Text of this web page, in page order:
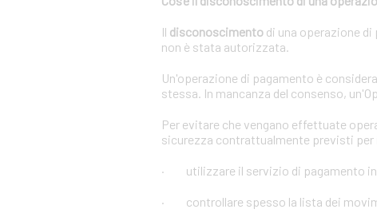
Il disconoscimento di una operazione
non è stata autorizzata.
Un'operazione di pagamento è
stessa. In mancanza del consenso,
Per evitare che vengano effettuate
sicurezza contrattualmente previsti
· utilizzare il servizio di pagamento
· controllare spesso la lista dei